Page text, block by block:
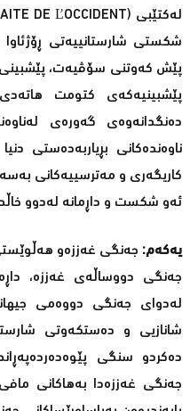
شکستی شارستانییەتی
پێش کەوتنی سۆڤیەت، پێشبینی
پێشبینیەکەی کتومت
دەنگدانەوەی گەورەی
ناوەندەکانی بڕیاربەدەستی
کاریگەری و مەترسییەکانی
ئەو شکست و داڕمانە لەدوو
یەکەم: جەنگی غەززەو
جەنگی دووساڵەی غەززە،
لەدوای جەنگی دووەمی
شانازیی و دەستکەوتی
دەکردو سنگی
جەنگی غەززەدا بەهاکانی مافی